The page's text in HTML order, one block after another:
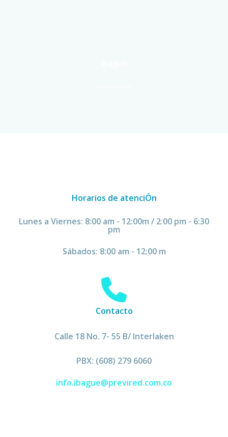
Horarios de atenciÓn
Lunes a Viernes: 8:00 am - 12:00m / 2:00 pm - 6:30
pm
Sábados: 8:00 am - 12:00 m
Contacto
Calle 18 No. 7- 55 B/ Interlaken
PBX: (608) 279 6060
info.ibague@previred.com.co